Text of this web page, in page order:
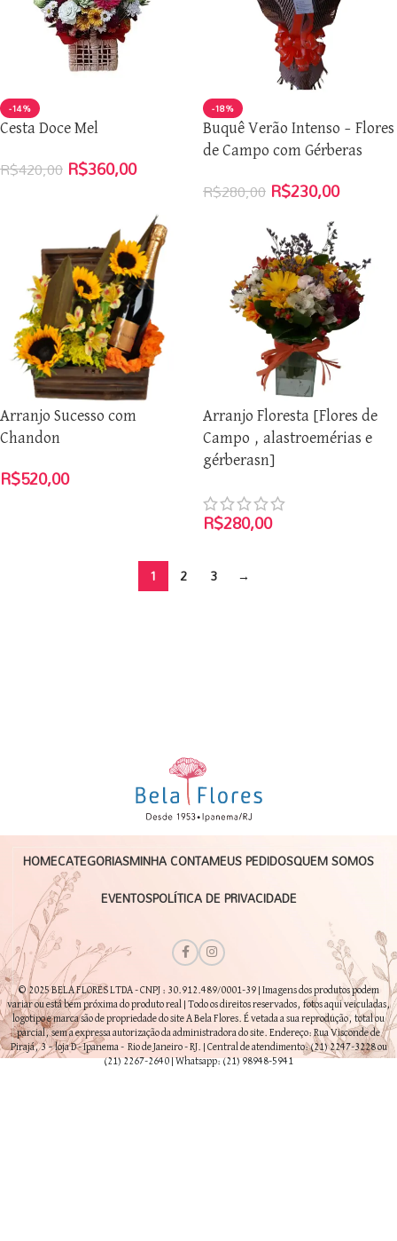
-14%
Cesta Doce Mel
R$420,00 R$360,00
-18%
Buquê Verão Intenso – Flores
de Campo com Gérberas
R$280,00 R$230,00
Arranjo Sucesso com
Chandon
R$520,00
Arranjo Floresta [Flores de
Campo , alastroemérias e
gérberasn]
R$280,00
1 2 3 →
HOMECATEGORIASMINHA CONTAMEUS PEDIDOSQUEM SOMOS
EVENTOSPOLÍTICA DE PRIVACIDADE
© 2025 BELA FLORES LTDA - CNPJ : 30.912.489/0001-39 | Imagens dos produtos podem
variar ou está bem próxima do produto real | Todo os direitos reservados, fotos aqui veiculadas,
logotipo e marca são de propriedade do site A Bela Flores. É vetada a sua reprodução, total ou
parcial, sem a expressa autorização da administradora do site. Endereço: Rua Visconde de
Pirajá, 3 – loja D - Ipanema - Rio de Janeiro - RJ. | Central de atendimento: (21) 2247-3228 ou
(21) 2267-2640 | Whatsapp: (21) 98948-5941